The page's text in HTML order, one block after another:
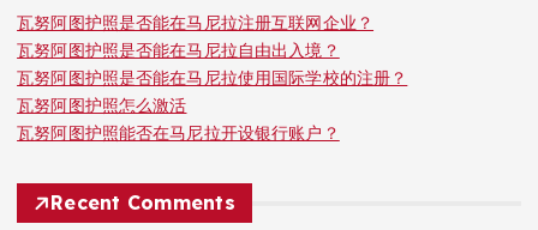
瓦努阿图护照是否能在马尼拉注册互联网企业？
瓦努阿图护照是否能在马尼拉自由出入境？
瓦努阿图护照是否能在马尼拉使用国际学校的注册？
瓦努阿图护照怎么激活
瓦努阿图护照能否在马尼拉开设银行账户？
Recent Comments